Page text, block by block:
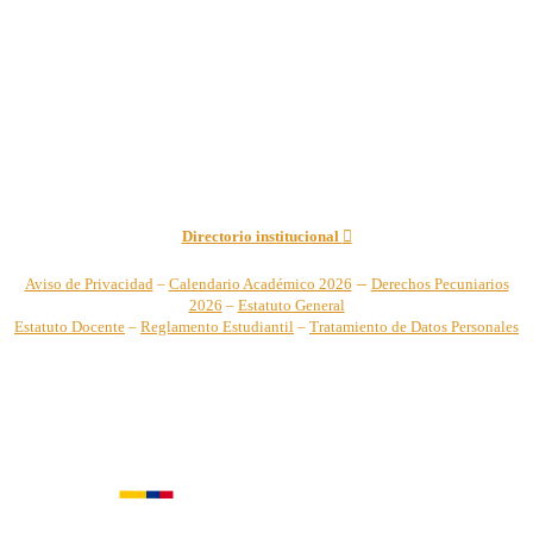
Directorio institucional
Aviso de Privacidad – Calendario Académico 2026 – Derechos Pecuniarios
2026 – Estatuto General
Estatuto Docente – Reglamento Estudiantil – Tratamiento de Datos Personales